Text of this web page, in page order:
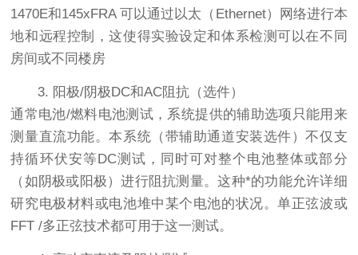
1470E和145xFRA 可以通过以太（Ethernet）网络进行本
地和远程控制，这使得实验设定和体系检测可以在不同
房间或不同楼房
3. 阳极/阴极DC和AC阻抗（选件）
通常电池/燃料电池测试，系统提供的辅助选项只能用来
测量直流功能。本系统（带辅助通道安装选件）不仅支
持循环伏安等DC测试，同时可对整个电池整体或部分
（如阴极或阳极）进行阻抗测量。这种*的功能允许详细
研究电极材料或电池堆中某个电池的状况。单正弦波或
FFT /多正弦技术都可用于这一测试。